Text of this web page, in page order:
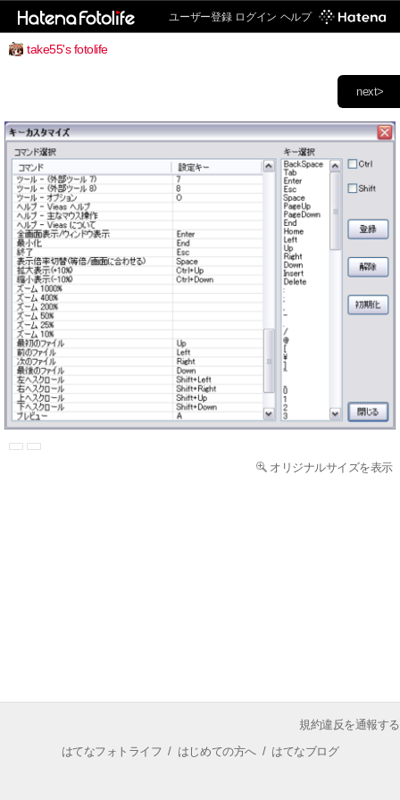
ユーザー登録 ログイン ヘルプ
take55's fotolife
next>
オリジナルサイズを表示
規約違反を通報する
はてなフォトライフ / はじめての方へ/ はてなブログ